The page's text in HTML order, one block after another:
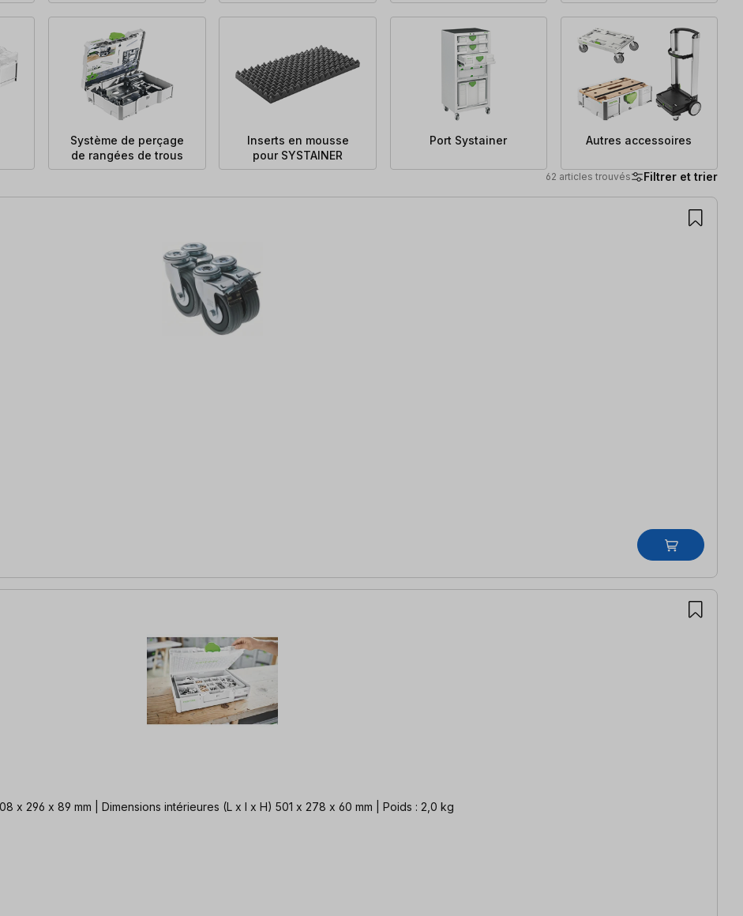
Système de perçage
de rangées de trous
Inserts en mousse
pour SYSTAINER
Port Systainer Autres accessoires
62 articles trouvés Filtrer et trier
x 296 x 89 mm | Dimensions intérieures (L x l x H) 501 x 278 x 60 mm | Poids : 2,0 kg